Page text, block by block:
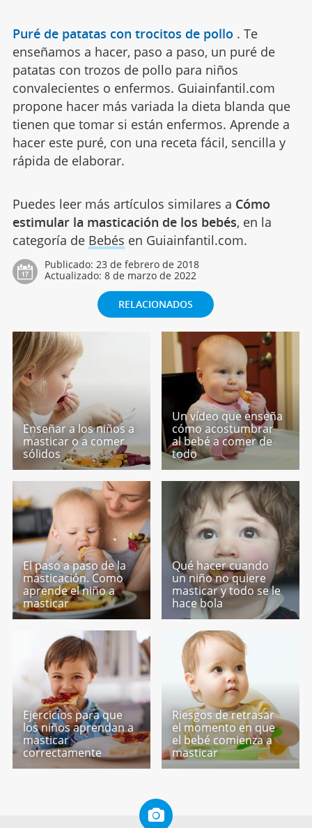
Puré de patatas con trocitos de pollo . Te
enseñamos a hacer, paso a paso, un puré de
patatas con trozos de pollo para niños
convalecientes o enfermos. Guiainfantil.com
propone hacer más variada la dieta blanda que
tienen que tomar si están enfermos. Aprende a
hacer este puré, con una receta fácil, sencilla y
rápida de elaborar.
Puedes leer más artículos similares a Cómo
estimular la masticación de los bebés, en la
categoría de Bebés en Guiainfantil.com.
Publicado: 23 de febrero de 2018
Actualizado: 8 de marzo de 2022
RELACIONADOS
Enseñar a los niños a
masticar o a comer
sólidos
Un vídeo que enseña
cómo acostumbrar
al bebé a comer de
todo
El paso a paso de la
masticación. Como
aprende el niño a
masticar
Qué hacer cuando
un niño no quiere
masticar y todo se le
hace bola
Ejercicios para que
los niños aprendan a
masticar
correctamente
Riesgos de retrasar
el momento en que
el bebé comienza a
masticar